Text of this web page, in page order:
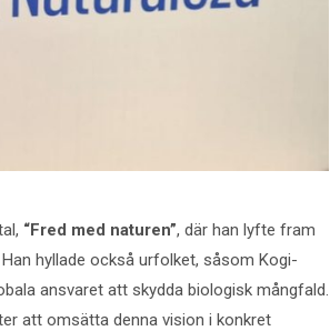
“Fred med naturen”, där han lyfte fram
hyllade också urfolket, såsom Kogi-
ansvaret att skydda biologisk mångfald.
att omsätta denna vision i konkret